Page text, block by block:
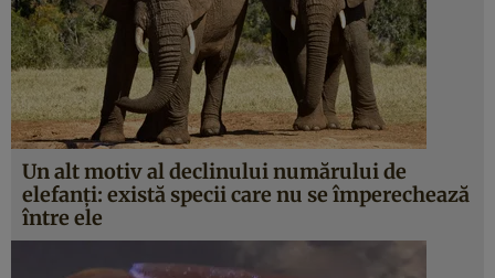
Un alt motiv al declinului numărului de
elefanţi: există specii care nu se împerechează
între ele